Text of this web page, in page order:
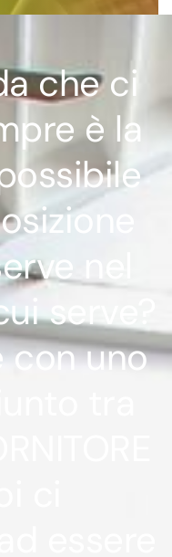
che ci
è la
nel
serve?
con uno
tra
ci
essere